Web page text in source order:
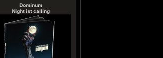
Dominum
Night ist calling